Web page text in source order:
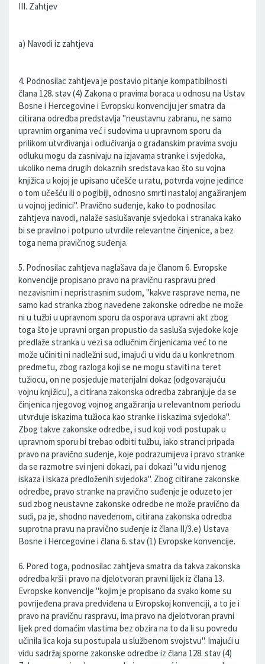
III. Zahtjev
a) Navodi iz zahtjeva
4. Podnosilac zahtjeva je postavio pitanje kompatibilnosti
člana 128. stav (4) Zakona o pravima boraca u odnosu na Ustav
Bosne i Hercegovine i Evropsku konvenciju jer smatra da
citirana odredba predstavlja "neustavnu zabranu, ne samo
upravnim organima već i sudovima u upravnom sporu da
prilikom utvrđivanja i odlučivanja o građanskim pravima svoju
odluku mogu da zasnivaju na izjavama stranke i svjedoka,
ukoliko nema drugih dokaznih sredstava kao što su vojna
knjižica u kojoj je upisano učešće u ratu, potvrda vojne jedince
o tom učešću ili o pogibiji, odnosno smrti nastaloj angažiranjem
u vojnoj jedinici". Pravično suđenje, kako to podnosilac
zahtjeva navodi, nalaže saslušavanje svjedoka i stranaka kako
bi se pravilno i potpuno utvrdile relevantne činjenice, a bez
toga nema pravičnog suđenja.
5. Podnosilac zahtjeva naglašava da je članom 6. Evropske
konvencije propisano pravo na pravičnu raspravu pred
nezavisnim i nepristrasnim sudom, "kakve rasprave nema, ne
samo kad stranka zbog navedene zakonske odredbe ne može
ni u tužbi u upravnom sporu da osporava upravni akt zbog
toga što je upravni organ propustio da sasluša svjedoke koje
predlaže stranka u vezi sa odlučnim činjenicama već to ne
može učiniti ni nadležni sud, imajući u vidu da u konkretnom
predmetu, zbog razloga koji se ne mogu staviti na teret
tužiocu, on ne posjeduje materijalni dokaz (odgovarajuću
vojnu knjižicu), a citirana zakonska odredba zabranjuje da se
činjenica njegovog vojnog angažiranja u relevantnom periodu
utvrđuje iskazima tužioca kao stranke i iskazima svjedoka".
Zbog takve zakonske odredbe, i sud koji vodi postupak u
upravnom sporu bi trebao odbiti tužbu, iako stranci pripada
pravo na pravično suđenje, koje podrazumijeva i pravo stranke
da se razmotre svi njeni dokazi, pa i dokazi "u vidu njenog
iskaza i iskaza predloženih svjedoka". Zbog citirane zakonske
odredbe, pravo stranke na pravično suđenje je oduzeto jer
sud zbog neustavne zakonske odredbe ne može pravično da
sudi, pa je, shodno navedenom, citirana zakonska odredba
suprotna pravu na pravično suđenje iz člana II/3.e) Ustava
Bosne i Hercegovine i člana 6. stav (1) Evropske konvencije.
6. Pored toga, podnosilac zahtjeva smatra da takva zakonska
odredba krši i pravo na djelotvoran pravni lijek iz člana 13.
Evropske konvencije "kojim je propisano da svako kome su
povrijeđena prava predviđena u Evropskoj konvenciji, a to je i
pravo na pravičnu raspravu, ima pravo na djelotvoran pravni
lijek pred domaćim vlastima bez obzira na to da li su povredu
učinila lica koja su postupala u službenom svojstvu". Imajući u
vidu sadržaj sporne zakonske odredbe iz člana 128. stav (4)